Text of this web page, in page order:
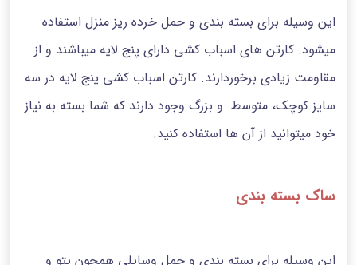
این وسیله برای بسته بندی و حمل خرده ریز منزل استفاده
میشود. کارتن های اسباب کشی دارای پنج لایه میباشند و از
مقاومت زیادی برخوردارند. کارتن اسباب کشی پنج لایه در سه
سایز کوچک، متوسط و بزرگ وجود دارند که شما بسته به نیاز
خود میتوانید از آن ها استفاده کنید.
ساک بسته بندی
این وسیله برای بسته بندی و حمل وسایلی همچون پتو و